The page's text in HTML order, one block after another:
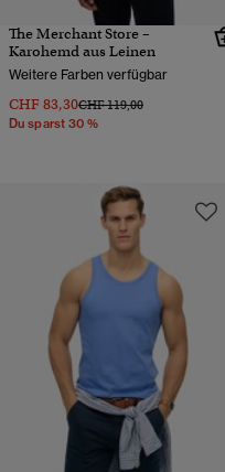
The Merchant Store –
Karohemd aus Leinen
Weitere Farben verfügbar
CHF 83,30Preis wurde reduziert von
CHF 119,00bis
Du sparst 30 %